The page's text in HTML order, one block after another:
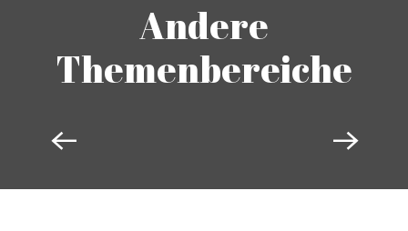
Andere
Themenbereiche